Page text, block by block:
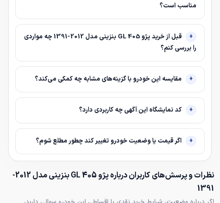
مناسب است؟
قبل از خرید پژو 405 GL بنزینی مدل 2012-1391 چه مواردی
را بررسی کنم؟
مقایسه این خودرو با گزینه‌های مشابه چه کمکی می‌کند؟
کد نمایشگاه این آگهی چه کاربردی دارد؟
اگر قیمت یا وضعیت خودرو تغییر کند چطور مطلع شوم؟
نظرات و پرسش‌های کاربران درباره پژو 405 GL بنزینی مدل 2012-
1391